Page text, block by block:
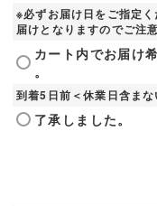
※必ずお届け日をご指定
届けとなりますのでご注
カート内でお届け
。
到着5日前＜休業日含ま
了承しました。